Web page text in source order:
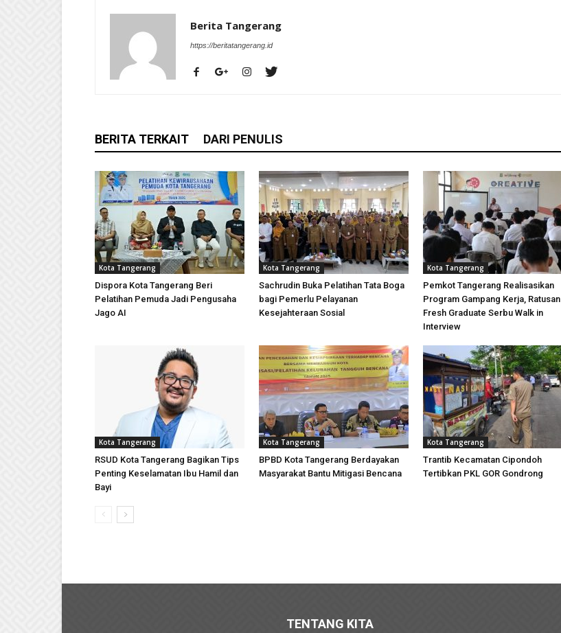
Berita Tangerang
https://beritatangerang.id
BERITA TERKAIT DARI PENULIS
Kota Tangerang
Dispora Kota Tangerang Beri
Pelatihan Pemuda Jadi Pengusaha
Jago AI
Kota Tangerang
Sachrudin Buka Pelatihan Tata Boga
bagi Pemerlu Pelayanan
Kesejahteraan Sosial
Kota Tangerang
Pemkot Tangerang Realisasikan
Program Gampang Kerja, Ratusan
Fresh Graduate Serbu Walk in
Interview
Kota Tangerang
RSUD Kota Tangerang Bagikan Tips
Penting Keselamatan Ibu Hamil dan
Bayi
Kota Tangerang
BPBD Kota Tangerang Berdayakan
Masyarakat Bantu Mitigasi Bencana
Kota Tangerang
Trantib Kecamatan Cipondoh
Tertibkan PKL GOR Gondrong
TENTANG KITA